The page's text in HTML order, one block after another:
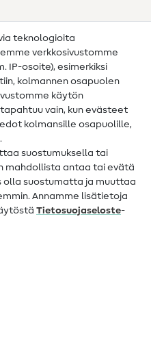
teknologioita
verkkosivustomme
IP-osoite), esimerkiksi
kolmannen osapuolen
käytön
vain, kun evästeet
kolmansille osapuolille,
suostumuksella tai
mahdollista antaa tai evätä
olla suostumatta ja muuttaa
Annamme lisätietoja
Tietosuojaseloste-